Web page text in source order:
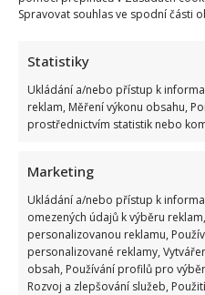
Spravovat souhlas ve spodní části
Statistiky
Ukládání a/nebo přístup k
reklam, Měření výkonu obsahu,
prostřednictvím statistik nebo
Marketing
Ukládání a/nebo přístup k
omezených údajů k výběru
personalizovanou reklamu,
personalizované reklamy,
obsah, Používání profilů pro
Rozvoj a zlepšování služeb,
kritika: Lidé spekulují, kde se
Test znalostí staré češtiny:
odhalí, kdo by se tehdy